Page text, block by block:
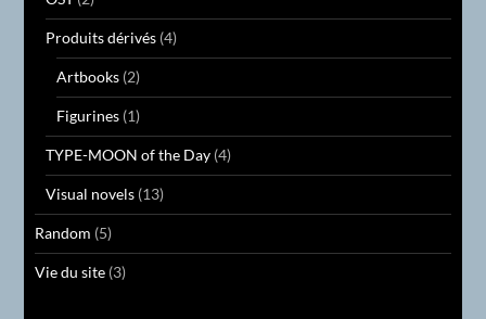
Produits dérivés (4)
Artbooks (2)
Figurines (1)
TYPE-MOON of the Day (4)
Visual novels (13)
Random (5)
Vie du site (3)